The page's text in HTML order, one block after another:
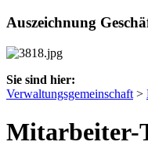
Auszeichnung
Sie sind hier:
Verwaltungsgemeinschaft >
Mitarbeiter-